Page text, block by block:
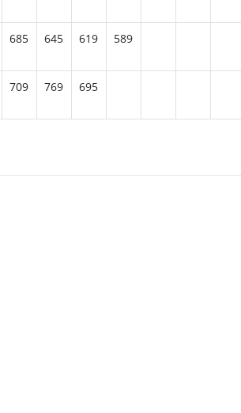
685 645 619 589
709 769 695